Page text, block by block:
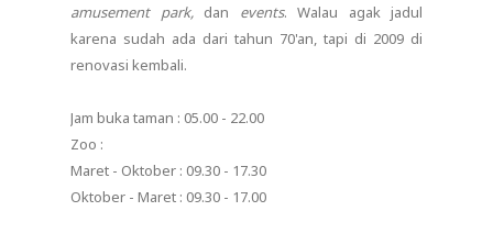
amusement park, dan events. Walau agak jadul
karena sudah ada dari tahun 70'an, tapi di 2009 di
renovasi kembali.
Jam buka taman : 05.00 - 22.00
Zoo :
Maret - Oktober : 09.30 - 17.30
Oktober - Maret : 09.30 - 17.00